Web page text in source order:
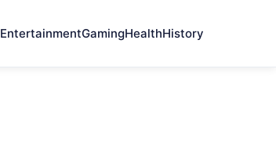
EntertainmentGamingHealthHistory